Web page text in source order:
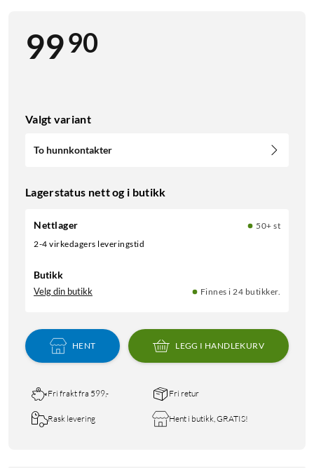
9990
Valgt variant
To hunnkontakter
Lagerstatus nett og i butikk
Nettlager
50+ st
2-4 virkedagers leveringstid
Butikk
Velg din butikk Finnes i 24 butikker.
HENT LEGG I HANDLEKURV
Fri frakt fra 599,- Fri retur
Rask levering Hent i butikk, GRATIS!